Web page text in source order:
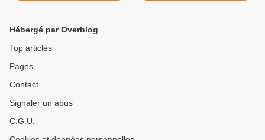
Hébergé par Overblog
Top articles
Pages
Contact
Signaler un abus
C.G.U.